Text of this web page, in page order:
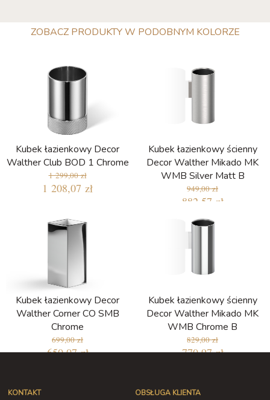
ZOBACZ PRODUKTY W PODOBNYM KOLORZE
Kubek łazienkowy Decor
Walther Club BOD 1 Chrome
1 299,00 zł
1 208,07 zł
Kubek łazienkowy ścienny
Decor Walther Mikado MK
WMB Silver Matt B
949,00 zł
882,57 zł
Kubek łazienkowy Decor
Walther Corner CO SMB
Chrome
699,00 zł
650,07 zł
Kubek łazienkowy ścienny
Decor Walther Mikado MK
WMB Chrome B
829,00 zł
770,97 zł
KONTAKT
OBSŁUGA KLIENTA